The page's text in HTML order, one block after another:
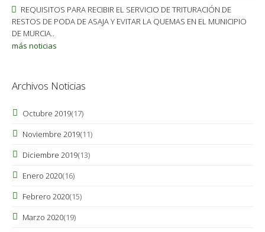
REQUISITOS PARA RECIBIR EL SERVICIO DE TRITURACIÓN DE
RESTOS DE PODA DE ASAJA Y EVITAR LA QUEMAS EN EL MUNICIPIO
DE MURCIA..
más noticias
Archivos Noticias
Octubre 2019(17)
Noviembre 2019(11)
Diciembre 2019(13)
Enero 2020(16)
Febrero 2020(15)
Marzo 2020(19)